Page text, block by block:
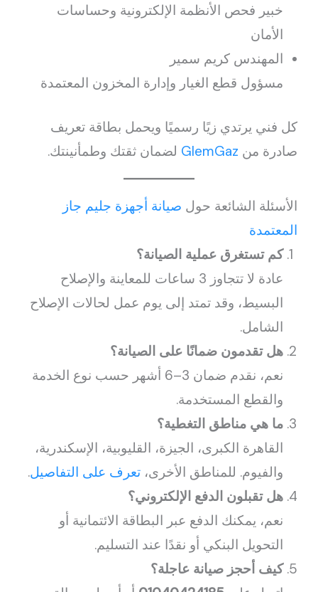
خبير فحص الأنظمة الإلكترونية وحساسات
الأمان
المهندس كريم سمير
مسؤول قطع الغيار وإدارة المخزون المعتمدة
كل فني يرتدي زيًا رسميًا ويحمل بطاقة تعريف
صادرة من GlemGaz لضمان ثقتك وطمأنينتك.
الأسئلة الشائعة حول صيانة أجهزة جليم جاز
المعتمدة
كم تستغرق عملية الصيانة؟
عادة لا تتجاوز 3 ساعات للمعاينة والإصلاح
البسيط، وقد تمتد إلى يوم عمل لحالات الإصلاح
الشامل.
هل تقدمون ضمانًا على الصيانة؟
نعم، نقدم ضمان 3–6 أشهر حسب نوع الخدمة
والقطع المستخدمة.
ما هي مناطق التغطية؟
القاهرة الكبرى، الجيزة، القليوبية، الإسكندرية،
والفيوم. للمناطق الأخرى،تعرف على التفاصيل.
هل تقبلون الدفع الإلكتروني؟
نعم، يمكنك الدفع عبر البطاقة الائتمانية أو
التحويل البنكي أو نقدًا عند التسليم.
كيف أحجز صيانة عاجلة؟